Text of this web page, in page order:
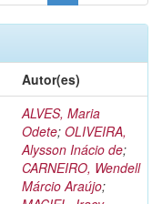
Autor(es)
ALVES, Maria
Odete; OLIVEIRA,
Alysson Inácio de;
CARNEIRO, Wendell
Márcio Araújo;